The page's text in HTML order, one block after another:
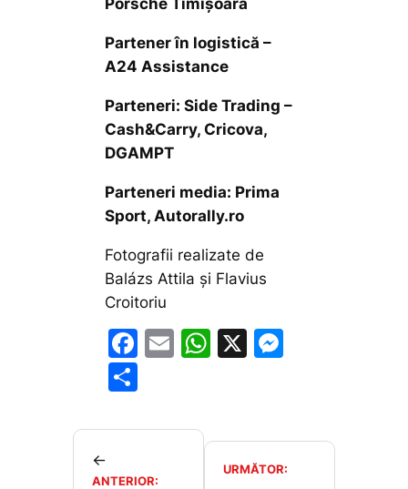
Porsche Timișoara
Partener în logistică –
A24 Assistance
Parteneri: Side Trading –
Cash&Carry, Cricova,
DGAMPT
Parteneri media: Prima
Sport, Autorally.ro
Fotografii realizate de
Balázs Attila și Flavius
Croitoriu
F
e
E
l
W
A
X
e
ta
←
ANTERIOR:
URMĂTOR: